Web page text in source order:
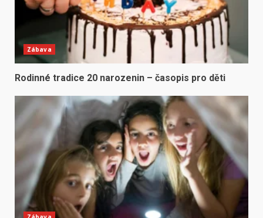
Zábava
Rodinné tradice 20 narozenin – časopis pro děti